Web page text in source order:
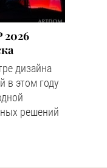
дизайна
в этом году
решений